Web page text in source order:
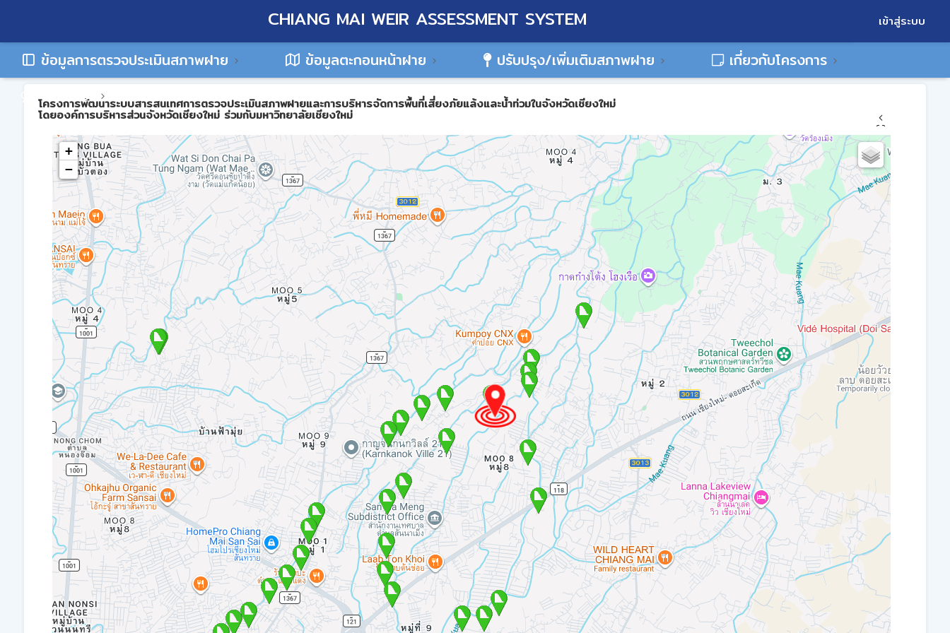
CHIANG MAI WEIR ASSESSMENT SYSTEM เข้าสู่ระบบ
ข้อมูลการตรวจประเมินสภาพฝาย ข้อมูลตะกอนหน้าฝาย ปรับปรุง/เพิ่มเติมสภาพฝาย
เกี่ยวกับโครงการ
ติดต่อเรา
โครงการพัฒนาระบบสารสนเทศการตรวจประเมินสภาพฝายและการบริหารจัดการพื้นที่เสี่ยงภัยแล้งและน้ำท่วมในจังหวัดเชียงใหม่
โดยองค์การบริหารส่วนจังหวัดเชียงใหม่ ร่วมกับมหาวิทยาลัยเชียงใหม่
+
−